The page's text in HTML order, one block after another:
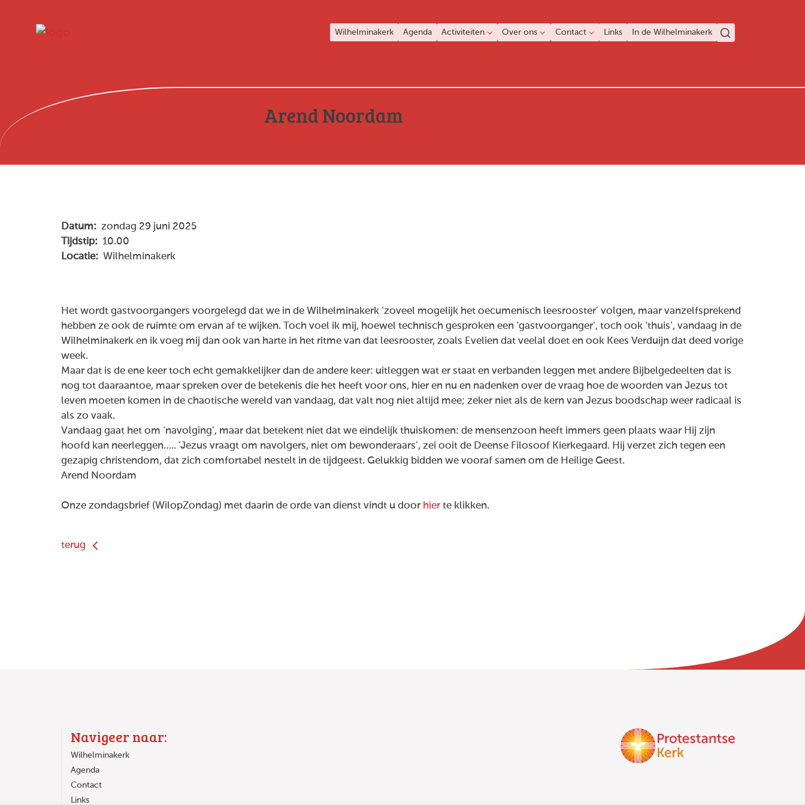
Wilhelminakerk Agenda Activiteiten Over ons Contact Links In de Wilhelminakerk
Arend Noordam
Datum: zondag 29 juni 2025
Tijdstip: 10.00
Locatie: Wilhelminakerk
Het wordt gastvoorgangers voorgelegd dat we in de Wilhelminakerk ‘zoveel mogelijk het oecumenisch leesrooster’ volgen, maar vanzelfsprekend
hebben ze ook de ruimte om ervan af te wijken. Toch voel ik mij, hoewel technisch gesproken een ‘gastvoorganger’, toch ook ‘thuis’, vandaag in de
Wilhelminakerk en ik voeg mij dan ook van harte in het ritme van dat leesrooster, zoals Evelien dat veelal doet en ook Kees Verduijn dat deed vorige
week.
Maar dat is de ene keer toch echt gemakkelijker dan de andere keer: uitleggen wat er staat en verbanden leggen met andere Bijbelgedeelten dat is
nog tot daaraantoe, maar spreken over de betekenis die het heeft voor ons, hier en nu en nadenken over de vraag hoe de woorden van Jezus tot
leven moeten komen in de chaotische wereld van vandaag, dat valt nog niet altijd mee; zeker niet als de kern van Jezus boodschap weer radicaal is
als zo vaak.
Vandaag gaat het om ‘navolging’, maar dat betekent niet dat we eindelijk thuiskomen: de mensenzoon heeft immers geen plaats waar Hij zijn
hoofd kan neerleggen….. ‘Jezus vraagt om navolgers, niet om bewonderaars’, zei ooit de Deense Filosoof Kierkegaard. Hij verzet zich tegen een
gezapig christendom, dat zich comfortabel nestelt in de tijdgeest. Gelukkig bidden we vooraf samen om de Heilige Geest.
Arend Noordam
Onze zondagsbrief (WilopZondag) met daarin de orde van dienst vindt u door hier te klikken.
terug
Navigeer naar:
Wilhelminakerk
Agenda
Contact
Links